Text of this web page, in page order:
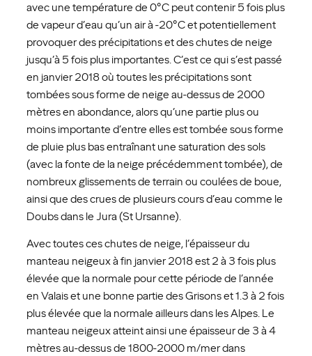
avec une température de 0°C peut contenir 5 fois plus
de vapeur d’eau qu’un air à -20°C et potentiellement
provoquer des précipitations et des chutes de neige
jusqu’à 5 fois plus importantes. C’est ce qui s’est passé
en janvier 2018 où toutes les précipitations sont
tombées sous forme de neige au-dessus de 2000
mètres en abondance, alors qu’une partie plus ou
moins importante d’entre elles est tombée sous forme
de pluie plus bas entraînant une saturation des sols
(avec la fonte de la neige précédemment tombée), de
nombreux glissements de terrain ou coulées de boue,
ainsi que des crues de plusieurs cours d’eau comme le
Doubs dans le Jura (St Ursanne).
Avec toutes ces chutes de neige, l’épaisseur du
manteau neigeux à fin janvier 2018 est 2 à 3 fois plus
élevée que la normale pour cette période de l’année
en Valais et une bonne partie des Grisons et 1.3 à 2 fois
plus élevée que la normale ailleurs dans les Alpes. Le
manteau neigeux atteint ainsi une épaisseur de 3 à 4
mètres au-dessus de 1800-2000 m/mer dans